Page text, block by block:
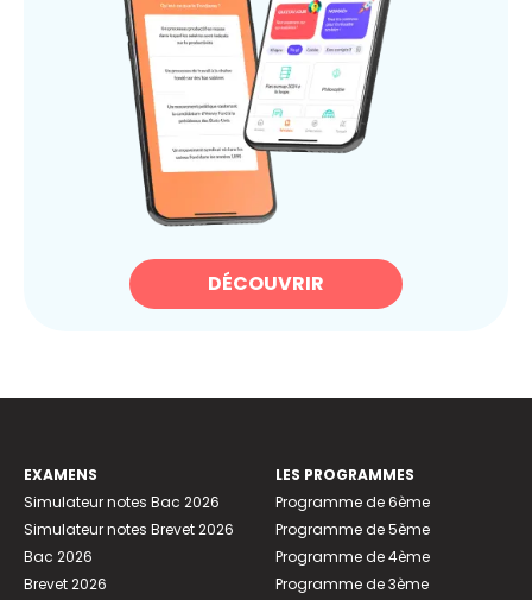
DÉCOUVRIR
EXAMENS
Simulateur notes Bac 2026
Simulateur notes Brevet 2026
Bac 2026
Brevet 2026
LES PROGRAMMES
Programme de 6ème
Programme de 5ème
Programme de 4ème
Programme de 3ème